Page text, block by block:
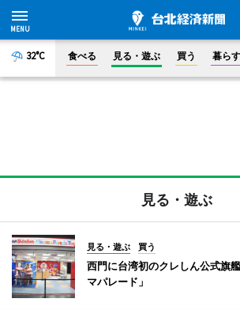
32°C 食べる 見る・遊ぶ 買う 暮ら
見る・遊ぶ
見る・遊ぶ 買う
西門に台湾初のクレしん公式旗
マパレード」